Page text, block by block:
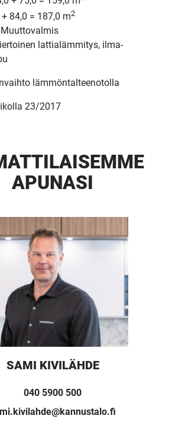
84,0 = 187,0 m2
Muuttovalmis
lattialämmitys, ilma-
lämmöntalteenotolla
23/2017
APUNASI
SAMI KIVILÄHDE
040 5900 500
UUSI
ON